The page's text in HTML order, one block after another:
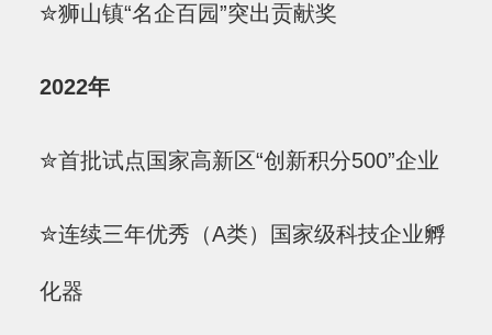
✮狮山镇“名企百园”突出贡献奖
2022年
✮首批试点国家高新区“创新积分500”企业
✮连续三年优秀（A类）国家级科技企业孵
化器